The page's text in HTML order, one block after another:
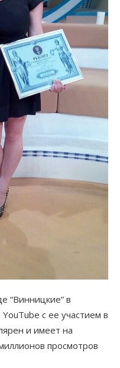
“Винницкие” в
с ее участием в
и имеет на
просмотров